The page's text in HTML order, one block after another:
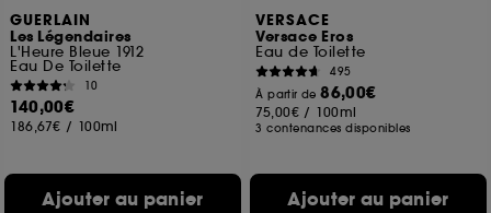
GUERLAIN
Les Légendaires
L'Heure Bleue 1912
Eau De Toilette
10
140,00€
186,67€ / 100ml
Ajouter au panier
VERSACE
Versace Eros
Eau de Toilette
495
À partir de86,00€
75,00€ / 100ml
3 contenances disponibles
Ajouter au panier